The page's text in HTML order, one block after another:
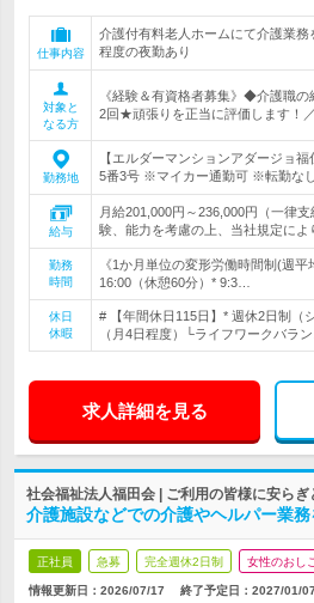
仕事内容
介護付有料老人ホームにて介護業
程度の夜勤あり
対象と
なる方
《経験＆有資格者募集》◆介護職
2回★頑張りを正当に評価します！／
勤務地
【エルダーマンションアダージョ
5番3号 ※マイカー通勤可 ※転勤な
給与
月給201,000円～236,000円（一律
験、能力を考慮の上、当社規定によ
勤務
時間
《1か月単位の変形労働時間制(週
16:00（休憩60分）* 9:3…
休日
休暇
# 【年間休日115日】* 週休2日制（
（月4日程度）└ライフワークバラン
求人詳細を見る
社会福祉法人福田会 | ご利用の皆様に安ら
介護施設などでの介護やヘルパー業務
正社員 急募 完全週休2日制 女性のおし
情報更新日：2026/07/17 終了予定日： 2027/01/07